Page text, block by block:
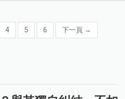
4 5 6 下一頁 →